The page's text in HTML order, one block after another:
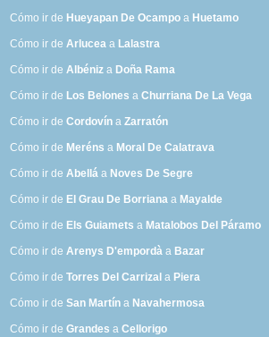
Cómo ir de Hueyapan De Ocampo a Huetamo
Cómo ir deArlucea a Lalastra
Cómo ir deAlbéniz a Doña Rama
Cómo ir de Los Belones aChurriana De La Vega
Cómo ir deCordovín aZarratón
Cómo ir de Meréns a Moral De Calatrava
Cómo ir deAbellá a Noves De Segre
Cómo ir de El Grau De Borriana a Mayalde
Cómo ir de Els Guiamets a Matalobos Del Páramo
Cómo ir deArenys D'empordà a Bazar
Cómo ir deTorres Del Carrizal a Piera
Cómo ir deSan Martín a Navahermosa
Cómo ir deGrandes aCellorigo